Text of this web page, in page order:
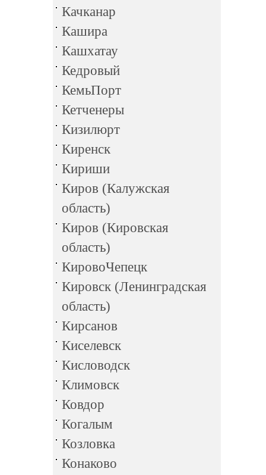
Качканар
Кашира
Кашхатау
Кедровый
КемьПорт
Кетченеры
Кизилюрт
Киренск
Кириши
Киров (Калужская
область)
Киров (Кировская
область)
КировоЧепецк
Кировск (Ленинградская
область)
Кирсанов
Киселевск
Кисловодск
Климовск
Ковдор
Когалым
Козловка
Конаково